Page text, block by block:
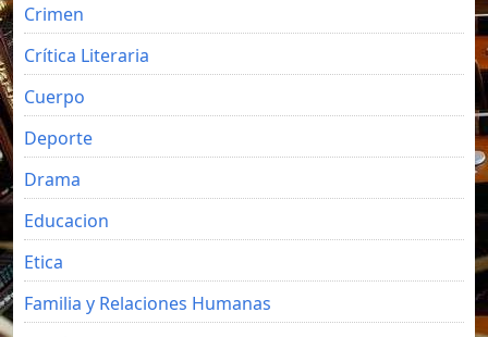
Crimen
Crítica Literaria
Cuerpo
Deporte
Drama
Educacion
Etica
Familia y Relaciones Humanas